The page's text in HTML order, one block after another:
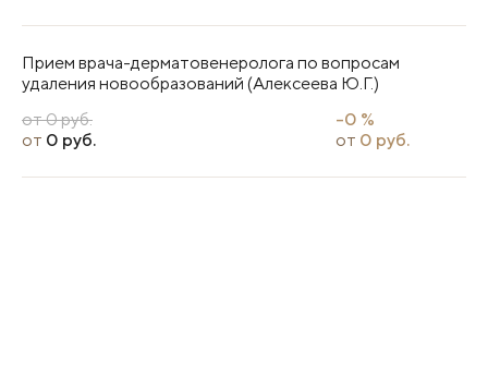
Прием врача-дерматовенеролога по вопросам
удаления новообразований (Алексеева Ю.Г.)
от 0 руб.
от 0 руб.
-0 %
от 0 руб.